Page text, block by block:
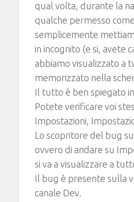
qual volta, durante la
qualche permesso
semplicemente
in incognito (e si, avete
abbiamo visualizzato a
memorizzato nella
Il tutto è ben spiegato
Potete verificare voi
Impostazioni,
Lo scopritore del bug
ovvero di andare su
si va a visualizzare a
Il bug è presente sulla
canale Dev.